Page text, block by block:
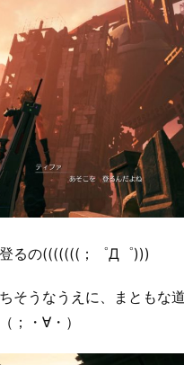
るの(((((((；゜Д゜)))
そうなうえに、まともな
；・∀・）